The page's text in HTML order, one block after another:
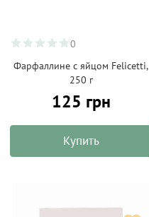
0
Фарфаллине с яйцом Felicetti,
250 г
125 грн
Купить